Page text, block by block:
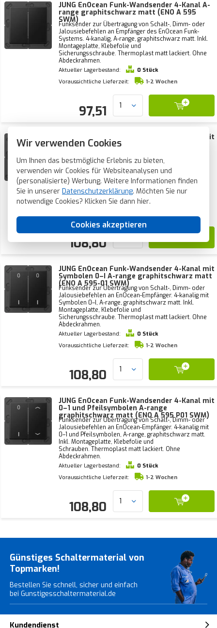
Wir verwenden Cookies
Um Ihnen das bestmögliche Erlebnis zu bieten,
verwenden wir Cookies für Websiteanalysen und
(personalisierte) Werbung. Weitere Informationen finden
Sie in unserer Datenschutzerklärung. Möchten Sie nur
notwendige Cookies? Klicken Sie dann hier.
Cookies akzeptieren
JUNG EnOcean Funk-Wandsender 4-Kanal A-
range graphitschwarz matt (ENO A 595
SWM)
Funksender zur Übertragung von Schalt-, Dimm- oder
Jalousiebefehlen an Empfänger des EnOcean Funk-
Systems. 4-kanalig, A-range, graphitschwarz matt. Inkl.
Montageplatte, Klebefolie und
Sicherungsschraube. Thermoplast matt lackiert. Ohne
Abdeckrahmen.
Aktueller Lagerbestand:
0 Stück
Voraussichtliche Lieferzeit:
1-2 Wochen
97,51
JUNG EnOcean Funk-Wandsender 4-Kanal mit
Pfeilsymbolen A-range graphitschwarz
Funksender zur Übertragung von Schalt-, Dimm- oder
Jalousiebefehlen an EnOcean-Empfänger. 4-kanalig mit
Pfeilsymbolen, A-range, graphitschwarz matt. Inkl.
Montageplatte, Klebefolie und
Sicherungsschraube. Thermoplast matt lackiert. Ohne
Abdeckrahmen.
Aktueller Lagerbestand:
0 Stück
108,80
JUNG EnOcean Funk-Wandsender 4-Kanal mit
Symbolen 0–I A-range graphitschwarz matt
(ENO A 595-01 SWM)
Funksender zur Übertragung von Schalt-, Dimm- oder
Jalousiebefehlen an EnOcean-Empfänger. 4-kanalig mit
Symbolen 0–I, A-range, graphitschwarz matt. Inkl.
Montageplatte, Klebefolie und
Sicherungsschraube. Thermoplast matt lackiert. Ohne
Abdeckrahmen.
Aktueller Lagerbestand:
0 Stück
Voraussichtliche Lieferzeit:
1-2 Wochen
108,80
JUNG EnOcean Funk-Wandsender 4-Kanal mit
0–1 und Pfeilsymbolen A-range
graphitschwarz matt (ENO A 595 P01 SWM)
Funksender zur Übertragung von Schalt-, Dimm- oder
Jalousiebefehlen an EnOcean-Empfänger. 4-kanalig mit
0–1 und Pfeilsymbolen, A-range, graphitschwarz matt.
Inkl. Montageplatte, Klebefolie und
Schrauben. Thermoplast matt lackiert. Ohne
Abdeckrahmen.
Aktueller Lagerbestand:
0 Stück
Voraussichtliche Lieferzeit:
1-2 Wochen
108,80
Günstiges Schaltermaterial von
Topmarken!
Bestellen Sie schnell, sicher und einfach
bei Gunstigesschaltermaterial.de
Kundendienst